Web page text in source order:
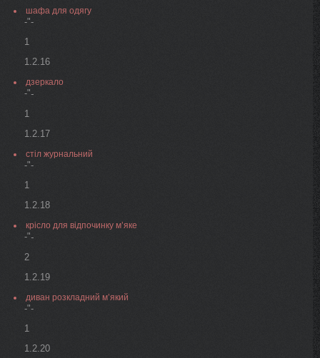
шафа для одягу
-"-
1
1.2.16
дзеркало
-"-
1
1.2.17
стіл журнальний
-"-
1
1.2.18
крісло для відпочинку м’яке
-"-
2
1.2.19
диван розкладний м’який
-"-
1
1.2.20